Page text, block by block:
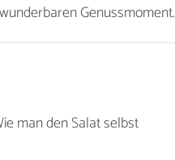
Genussmoment.
man den Salat selbst